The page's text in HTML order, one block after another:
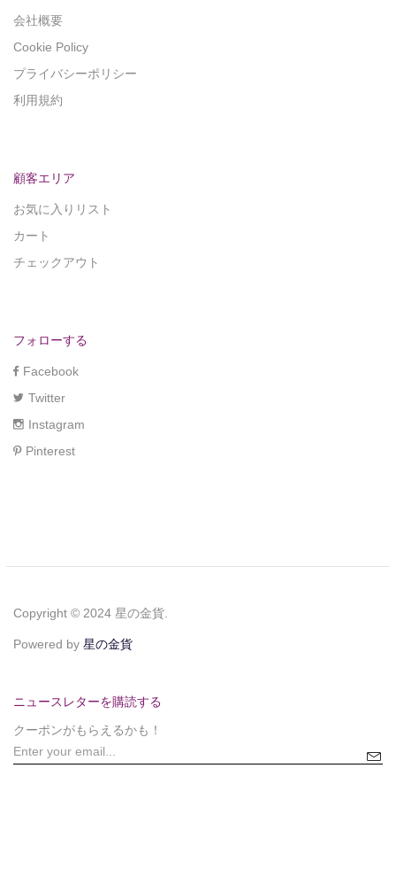
会社概要
Cookie Policy
プライバシーポリシー
利用規約
顧客エリア
お気に入りリスト
カート
チェックアウト
フォローする
Facebook
Twitter
Instagram
Pinterest
Copyright © 2024 星の金貨.
Powered by 星の金貨
ニュースレターを購読する
クーポンがもらえるかも！